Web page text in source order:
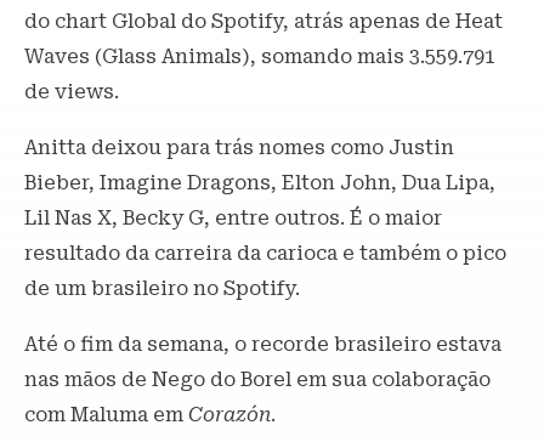
do chart Global do Spotify, atrás apenas de Heat
Waves (Glass Animals), somando mais 3.559.791
de views.
Anitta deixou para trás nomes como Justin
Bieber, Imagine Dragons, Elton John, Dua Lipa,
Lil Nas X, Becky G, entre outros. É o maior
resultado da carreira da carioca e também o pico
de um brasileiro no Spotify.
Até o fim da semana, o recorde brasileiro estava
nas mãos de Nego do Borel em sua colaboração
com Maluma em Corazón.